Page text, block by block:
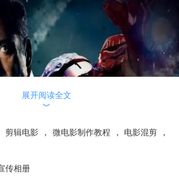
展开阅读全文
︾
剪辑电影 ， 微电影制作教程 ， 电影混剪
，
传相册